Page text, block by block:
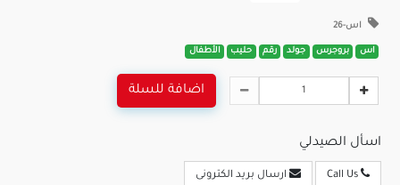
اس-26
اس بروجرس جولد رقم حليب الأطفال
اضافة للسلة
اسأل الصيدلي
ارسال بريد الكترونى